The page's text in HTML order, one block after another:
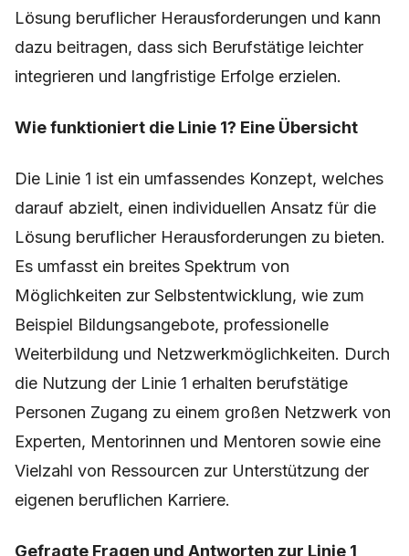
Lösung beruflicher Herausforderungen und kann
dazu beitragen, dass sich Berufstätige leichter
integrieren und langfristige Erfolge erzielen.
Wie funktioniert die Linie 1? Eine Übersicht
Die Linie 1 ist ein umfassendes Konzept, welches
darauf abzielt, einen individuellen Ansatz für die
Lösung beruflicher Herausforderungen zu bieten.
Es umfasst ein breites Spektrum von
Möglichkeiten zur Selbstentwicklung, wie zum
Beispiel Bildungsangebote, professionelle
Weiterbildung und Netzwerkmöglichkeiten. Durch
die Nutzung der Linie 1 erhalten berufstätige
Personen Zugang zu einem großen Netzwerk von
Experten, Mentorinnen und Mentoren sowie eine
Vielzahl von Ressourcen zur Unterstützung der
eigenen beruflichen Karriere.
Gefragte Fragen und Antworten zur Linie 1